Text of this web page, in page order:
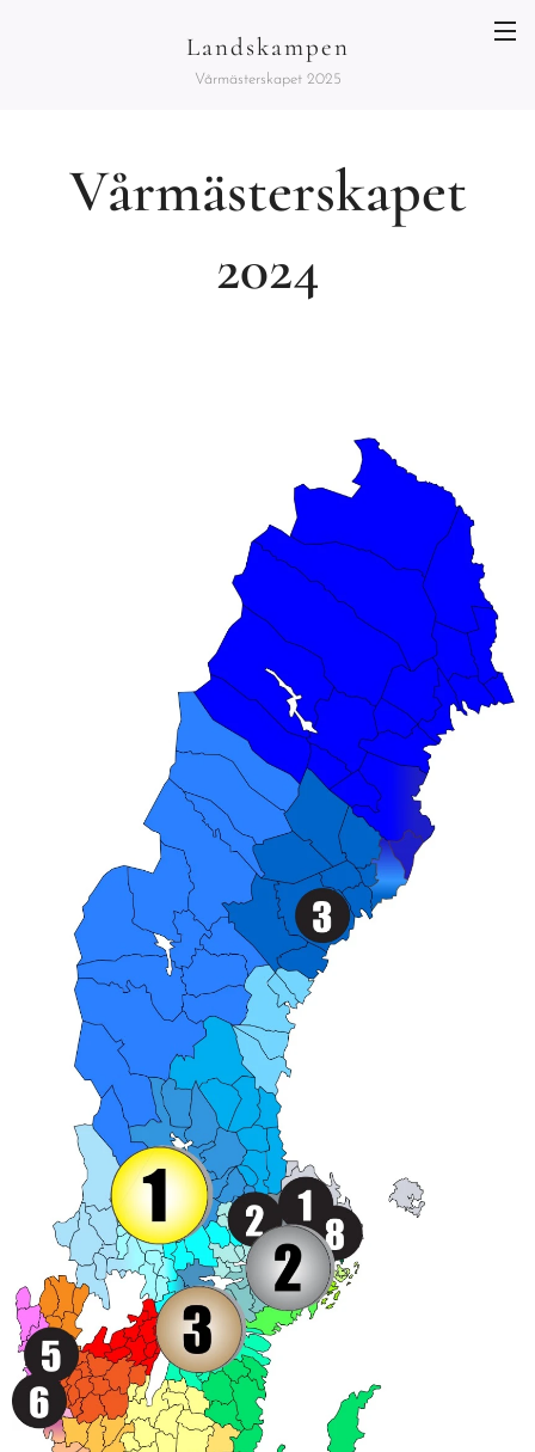
Landskampen
Vårmästerskapet 2025
Vårmästerskapet
2024